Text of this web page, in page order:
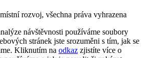
rozvoj, všechna práva vyhrazena
návštěvnosti používáme soubory
stránek jste srozuměni s tím, jak se
Kliknutím na odkaz zjistíte více o